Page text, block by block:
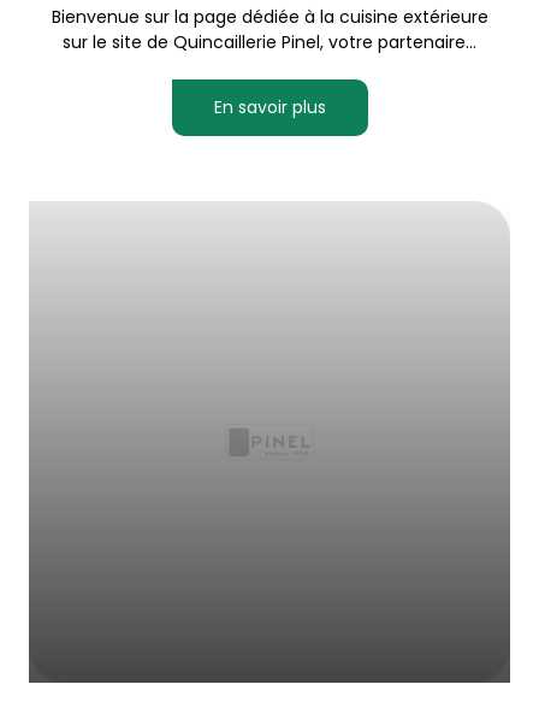
Bienvenue sur la page dédiée à la cuisine extérieure
sur le site de Quincaillerie Pinel, votre partenaire...
En savoir plus